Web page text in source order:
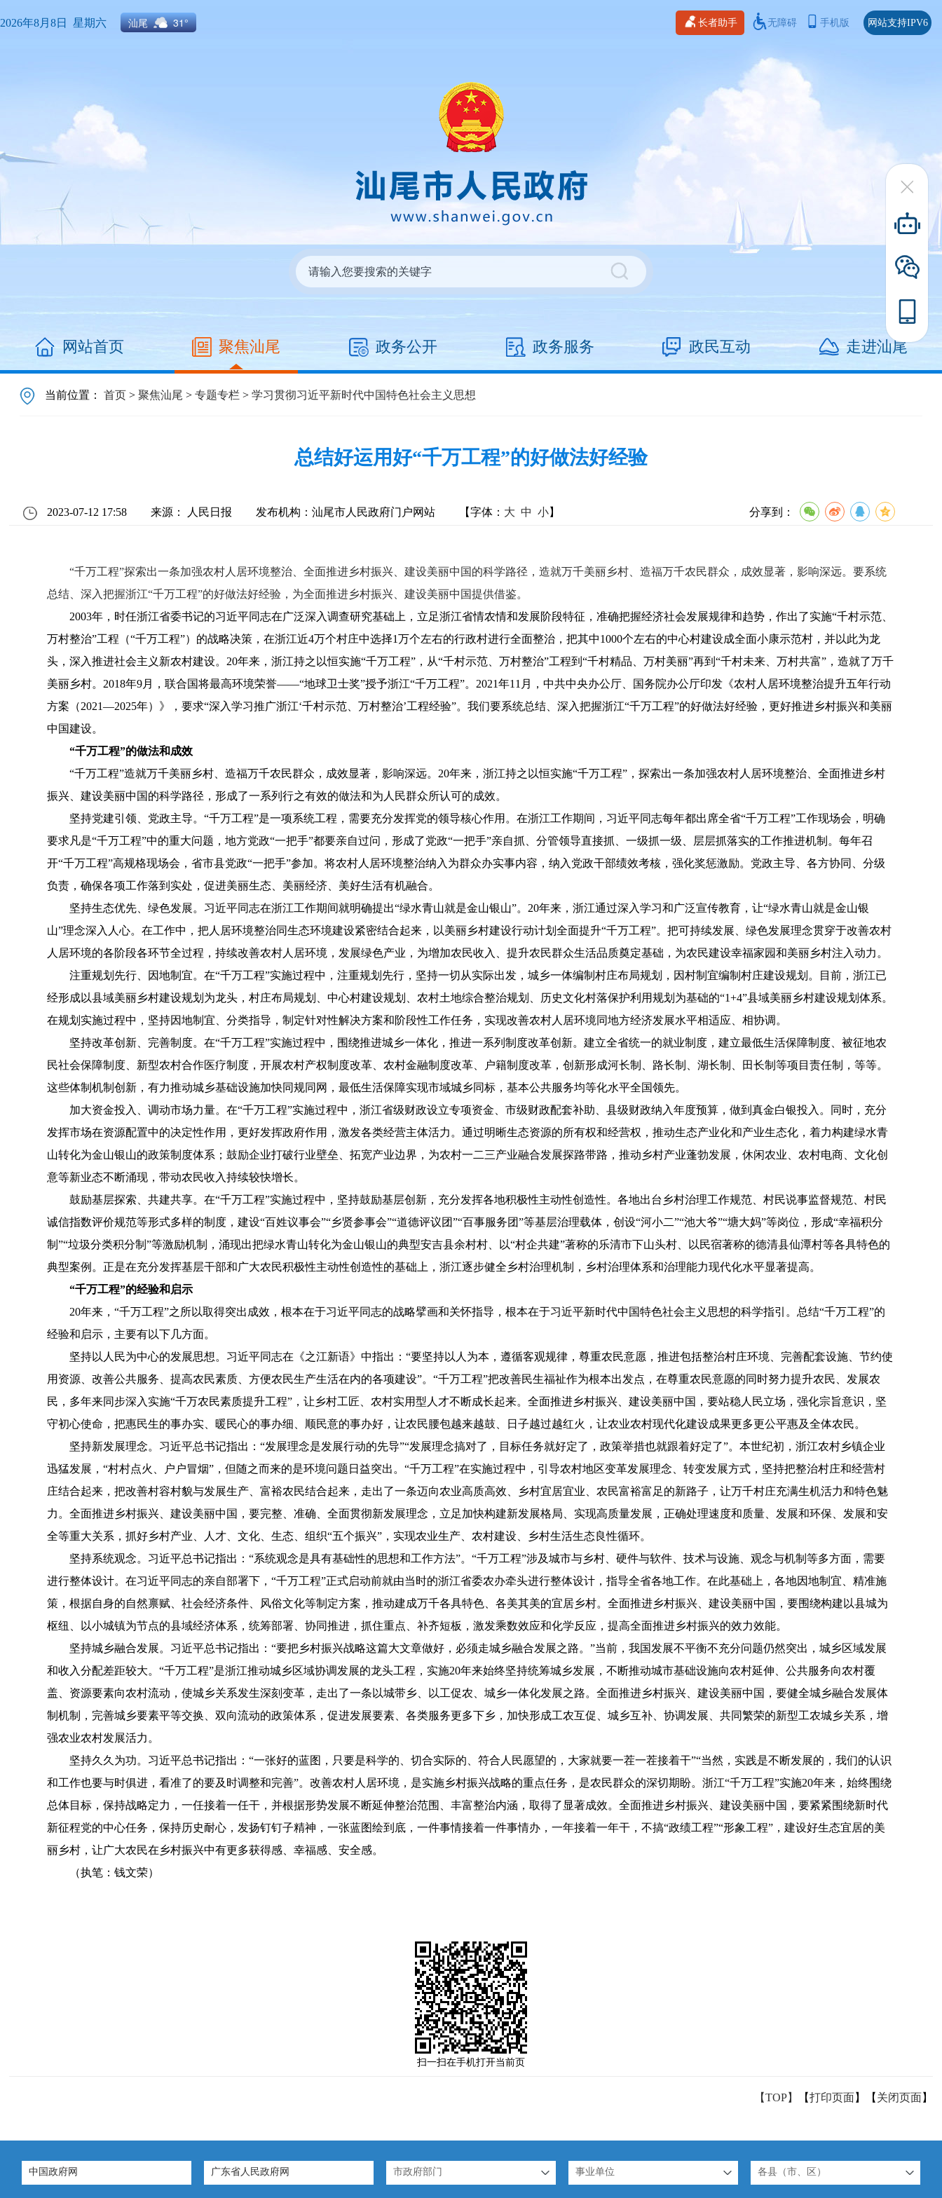
2026年8月8日 星期六 汕尾 31° 长者助手 无障碍 手机版 网站支持IPV6
网站首页 聚焦汕尾 政务公开 政务服务 政民互动 走进汕尾
当前位置：首页 >聚焦汕尾 >专题专栏 >学习贯彻习近平新时代中国特色社会主义思想
总结好运用好“千万工程”的好做法好经验
2023-07-12 17:58 来源： 人民日报 发布机构：汕尾市人民政府门户网站 【字体： 大 中 小】 分享到：
“千万工程”探索出一条加强农村人居环境整治、全面推进乡村振兴、建设美丽中国的科学路径，造就万千美丽乡村、造福万千农民群众，成效显著，影响深远。要系统
总结、深入把握浙江“千万工程”的好做法好经验，为全面推进乡村振兴、建设美丽中国提供借鉴。
2003年，时任浙江省委书记的习近平同志在广泛深入调查研究基础上，立足浙江省情农情和发展阶段特征，准确把握经济社会发展规律和趋势，作出了实施“千村示范、
万村整治”工程（“千万工程”）的战略决策，在浙江近4万个村庄中选择1万个左右的行政村进行全面整治，把其中1000个左右的中心村建设成全面小康示范村，并以此为龙
头，深入推进社会主义新农村建设。20年来，浙江持之以恒实施“千万工程”，从“千村示范、万村整治”工程到“千村精品、万村美丽”再到“千村未来、万村共富”，造就了万千
美丽乡村。2018年9月，联合国将最高环境荣誉——“地球卫士奖”授予浙江“千万工程”。2021年11月，中共中央办公厅、国务院办公厅印发《农村人居环境整治提升五年行动
方案（2021—2025年）》，要求“深入学习推广浙江‘千村示范、万村整治’工程经验”。我们要系统总结、深入把握浙江“千万工程”的好做法好经验，更好推进乡村振兴和美丽
中国建设。
“千万工程”的做法和成效
“千万工程”造就万千美丽乡村、造福万千农民群众，成效显著，影响深远。20年来，浙江持之以恒实施“千万工程”，探索出一条加强农村人居环境整治、全面推进乡村
振兴、建设美丽中国的科学路径，形成了一系列行之有效的做法和为人民群众所认可的成效。
坚持党建引领、党政主导。“千万工程”是一项系统工程，需要充分发挥党的领导核心作用。在浙江工作期间，习近平同志每年都出席全省“千万工程”工作现场会，明确
要求凡是“千万工程”中的重大问题，地方党政“一把手”都要亲自过问，形成了党政“一把手”亲自抓、分管领导直接抓、一级抓一级、层层抓落实的工作推进机制。每年召
开“千万工程”高规格现场会，省市县党政“一把手”参加。将农村人居环境整治纳入为群众办实事内容，纳入党政干部绩效考核，强化奖惩激励。党政主导、各方协同、分级
负责，确保各项工作落到实处，促进美丽生态、美丽经济、美好生活有机融合。
坚持生态优先、绿色发展。习近平同志在浙江工作期间就明确提出“绿水青山就是金山银山”。20年来，浙江通过深入学习和广泛宣传教育，让“绿水青山就是金山银
山”理念深入人心。在工作中，把人居环境整治同生态环境建设紧密结合起来，以美丽乡村建设行动计划全面提升“千万工程”。把可持续发展、绿色发展理念贯穿于改善农村
人居环境的各阶段各环节全过程，持续改善农村人居环境，发展绿色产业，为增加农民收入、提升农民群众生活品质奠定基础，为农民建设幸福家园和美丽乡村注入动力。
注重规划先行、因地制宜。在“千万工程”实施过程中，注重规划先行，坚持一切从实际出发，城乡一体编制村庄布局规划，因村制宜编制村庄建设规划。目前，浙江已
经形成以县域美丽乡村建设规划为龙头，村庄布局规划、中心村建设规划、农村土地综合整治规划、历史文化村落保护利用规划为基础的“1+4”县域美丽乡村建设规划体系。
在规划实施过程中，坚持因地制宜、分类指导，制定针对性解决方案和阶段性工作任务，实现改善农村人居环境同地方经济发展水平相适应、相协调。
坚持改革创新、完善制度。在“千万工程”实施过程中，围绕推进城乡一体化，推进一系列制度改革创新。建立全省统一的就业制度，建立最低生活保障制度、被征地农
民社会保障制度、新型农村合作医疗制度，开展农村产权制度改革、农村金融制度改革、户籍制度改革，创新形成河长制、路长制、湖长制、田长制等项目责任制，等等。
这些体制机制创新，有力推动城乡基础设施加快同规同网，最低生活保障实现市域城乡同标，基本公共服务均等化水平全国领先。
加大资金投入、调动市场力量。在“千万工程”实施过程中，浙江省级财政设立专项资金、市级财政配套补助、县级财政纳入年度预算，做到真金白银投入。同时，充分
发挥市场在资源配置中的决定性作用，更好发挥政府作用，激发各类经营主体活力。通过明晰生态资源的所有权和经营权，推动生态产业化和产业生态化，着力构建绿水青
山转化为金山银山的政策制度体系；鼓励企业打破行业壁垒、拓宽产业边界，为农村一二三产业融合发展探路带路，推动乡村产业蓬勃发展，休闲农业、农村电商、文化创
意等新业态不断涌现，带动农民收入持续较快增长。
鼓励基层探索、共建共享。在“千万工程”实施过程中，坚持鼓励基层创新，充分发挥各地积极性主动性创造性。各地出台乡村治理工作规范、村民说事监督规范、村民
诚信指数评价规范等形式多样的制度，建设“百姓议事会”“乡贤参事会”“道德评议团”“百事服务团”等基层治理载体，创设“河小二”“池大爷”“塘大妈”等岗位，形成“幸福积分
制”“垃圾分类积分制”等激励机制，涌现出把绿水青山转化为金山银山的典型安吉县余村村、以“村企共建”著称的乐清市下山头村、以民宿著称的德清县仙潭村等各具特色的
典型案例。正是在充分发挥基层干部和广大农民积极性主动性创造性的基础上，浙江逐步健全乡村治理机制，乡村治理体系和治理能力现代化水平显著提高。
“千万工程”的经验和启示
20年来，“千万工程”之所以取得突出成效，根本在于习近平同志的战略擘画和关怀指导，根本在于习近平新时代中国特色社会主义思想的科学指引。总结“千万工程”的
经验和启示，主要有以下几方面。
坚持以人民为中心的发展思想。习近平同志在《之江新语》中指出：“要坚持以人为本，遵循客观规律，尊重农民意愿，推进包括整治村庄环境、完善配套设施、节约使
用资源、改善公共服务、提高农民素质、方便农民生产生活在内的各项建设”。“千万工程”把改善民生福祉作为根本出发点，在尊重农民意愿的同时努力提升农民、发展农
民，多年来同步深入实施“千万农民素质提升工程”，让乡村工匠、农村实用型人才不断成长起来。全面推进乡村振兴、建设美丽中国，要站稳人民立场，强化宗旨意识，坚
守初心使命，把惠民生的事办实、暖民心的事办细、顺民意的事办好，让农民腰包越来越鼓、日子越过越红火，让农业农村现代化建设成果更多更公平惠及全体农民。
坚持新发展理念。习近平总书记指出：“发展理念是发展行动的先导”“发展理念搞对了，目标任务就好定了，政策举措也就跟着好定了”。本世纪初，浙江农村乡镇企业
迅猛发展，“村村点火、户户冒烟”，但随之而来的是环境问题日益突出。“千万工程”在实施过程中，引导农村地区变革发展理念、转变发展方式，坚持把整治村庄和经营村
庄结合起来，把改善村容村貌与发展生产、富裕农民结合起来，走出了一条迈向农业高质高效、乡村宜居宜业、农民富裕富足的新路子，让万千村庄充满生机活力和特色魅
力。全面推进乡村振兴、建设美丽中国，要完整、准确、全面贯彻新发展理念，立足加快构建新发展格局、实现高质量发展，正确处理速度和质量、发展和环保、发展和安
全等重大关系，抓好乡村产业、人才、文化、生态、组织“五个振兴”，实现农业生产、农村建设、乡村生活生态良性循环。
坚持系统观念。习近平总书记指出：“系统观念是具有基础性的思想和工作方法”。“千万工程”涉及城市与乡村、硬件与软件、技术与设施、观念与机制等多方面，需要
进行整体设计。在习近平同志的亲自部署下，“千万工程”正式启动前就由当时的浙江省委农办牵头进行整体设计，指导全省各地工作。在此基础上，各地因地制宜、精准施
策，根据自身的自然禀赋、社会经济条件、风俗文化等制定方案，推动建成万千各具特色、各美其美的宜居乡村。全面推进乡村振兴、建设美丽中国，要围绕构建以县城为
枢纽、以小城镇为节点的县域经济体系，统筹部署、协同推进，抓住重点、补齐短板，激发乘数效应和化学反应，提高全面推进乡村振兴的效力效能。
坚持城乡融合发展。习近平总书记指出：“要把乡村振兴战略这篇大文章做好，必须走城乡融合发展之路。”当前，我国发展不平衡不充分问题仍然突出，城乡区域发展
和收入分配差距较大。“千万工程”是浙江推动城乡区域协调发展的龙头工程，实施20年来始终坚持统筹城乡发展，不断推动城市基础设施向农村延伸、公共服务向农村覆
盖、资源要素向农村流动，使城乡关系发生深刻变革，走出了一条以城带乡、以工促农、城乡一体化发展之路。全面推进乡村振兴、建设美丽中国，要健全城乡融合发展体
制机制，完善城乡要素平等交换、双向流动的政策体系，促进发展要素、各类服务更多下乡，加快形成工农互促、城乡互补、协调发展、共同繁荣的新型工农城乡关系，增
强农业农村发展活力。
坚持久久为功。习近平总书记指出：“一张好的蓝图，只要是科学的、切合实际的、符合人民愿望的，大家就要一茬一茬接着干”“当然，实践是不断发展的，我们的认识
和工作也要与时俱进，看准了的要及时调整和完善”。改善农村人居环境，是实施乡村振兴战略的重点任务，是农民群众的深切期盼。浙江“千万工程”实施20年来，始终围绕
总体目标，保持战略定力，一任接着一任干，并根据形势发展不断延伸整治范围、丰富整治内涵，取得了显著成效。全面推进乡村振兴、建设美丽中国，要紧紧围绕新时代
新征程党的中心任务，保持历史耐心，发扬钉钉子精神，一张蓝图绘到底，一件事情接着一件事情办，一年接着一年干，不搞“政绩工程”“形象工程”，建设好生态宜居的美
丽乡村，让广大农民在乡村振兴中有更多获得感、幸福感、安全感。
（执笔：钱文荣）
扫一扫在手机打开当前页
【TOP】 【打印页面】【 关闭页面】
中国政府网 广东省人民政府网 市政府部门 事业单位 各县（市、区）